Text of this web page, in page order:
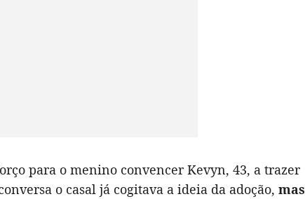
para o menino convencer Kevyn, 43, a trazer
o casal já cogitava a ideia da adoção, mas